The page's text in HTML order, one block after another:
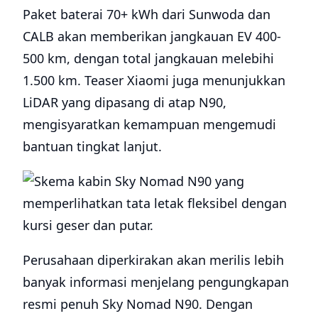
Paket baterai 70+ kWh dari Sunwoda dan
CALB akan memberikan jangkauan EV 400-
500 km, dengan total jangkauan melebihi
1.500 km. Teaser Xiaomi juga menunjukkan
LiDAR yang dipasang di atap N90,
mengisyaratkan kemampuan mengemudi
bantuan tingkat lanjut.
Perusahaan diperkirakan akan merilis lebih
banyak informasi menjelang pengungkapan
resmi penuh Sky Nomad N90. Dengan